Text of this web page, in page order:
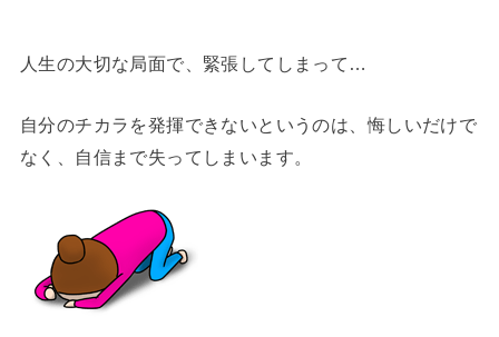
人生の大切な局面で、緊張してしまって…
自分のチカラを発揮できないというのは、悔しいだけで
なく、自信まで失ってしまいます。